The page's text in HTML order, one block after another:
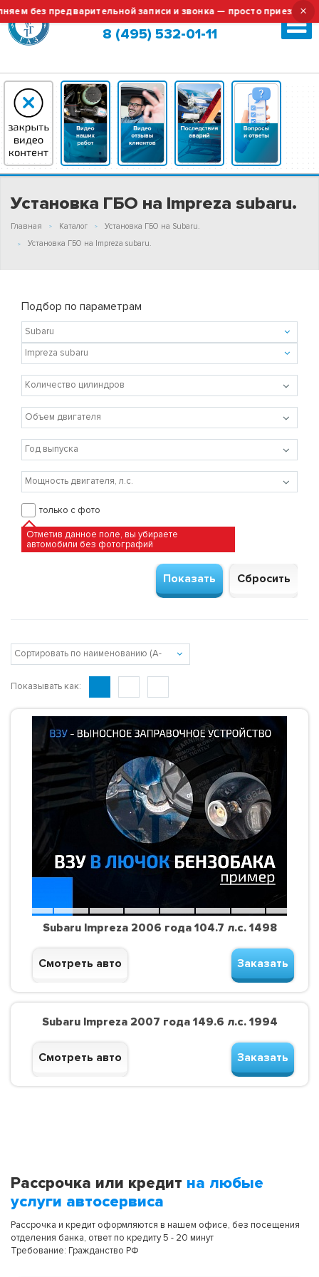
без предварительной записи и звонка — просто приезжайте!
×
Москва (сменить город?)
8 (495) 532-01-11
Установка ГБО на Impreza subaru.
Главная Каталог
Установка ГБО на Subaru.
Установка ГБО на Impreza subaru.
Подбор по параметрам
только с фото
Отметив данное поле, вы убираете
автомобили без фотографий
Показывать как:
Subaru Impreza 2006 года 104.7 л.с. 1498
Смотреть авто Заказать
Subaru Impreza 2007 года 149.6 л.с. 1994
Смотреть авто Заказать
Рассрочка или кредит на любые
услуги автосервиса
Рассрочка и кредит оформляются в нашем офисе, без посещения
отделения банка, ответ по кредиту 5 - 20 минут
Требование: Гражданство РФ